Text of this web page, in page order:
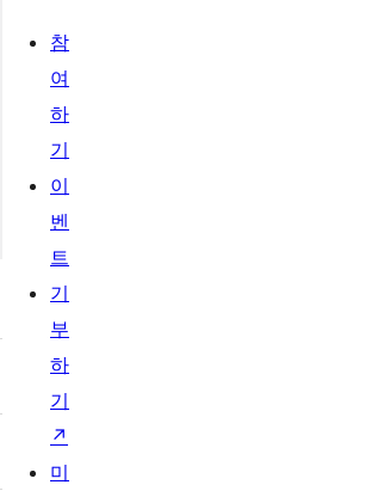
참
여
하
기
이
벤
트
기
부
하
기
↗
미